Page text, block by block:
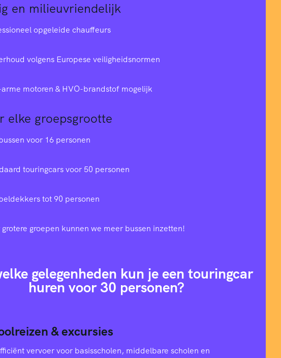
en milieuvriendelijk
opgeleide chauffeurs
volgens Europese veiligheidsnormen
arme motoren & HVO-brandstof mogelijk
elke groepsgrootte
voor 16 personen
touringcars voor 50 personen
tot 90 personen
grotere groepen kunnen we meer bussen inzetten!
gelegenheden kun je een touringcar
huren voor 30 personen?
& excursies
vervoer voor basisscholen, middelbare scholen en